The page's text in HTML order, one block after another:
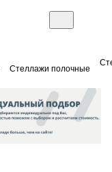
Стеллажи полочные